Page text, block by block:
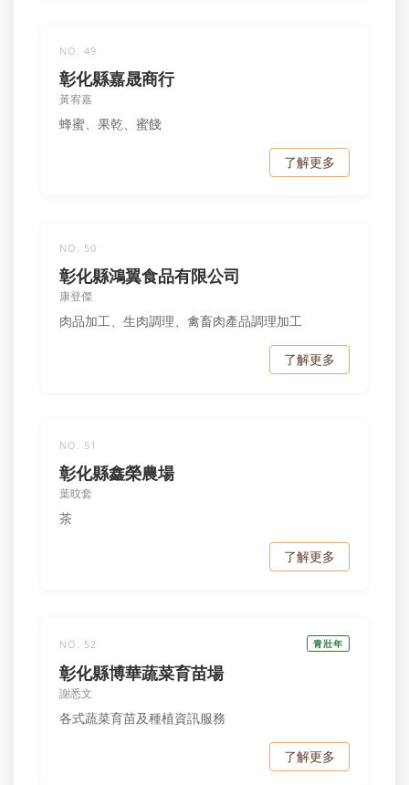
NO. 49
彰化縣嘉晟商行
黃宥嘉
蜂蜜、果乾、蜜餞
了解更多
NO. 50
彰化縣鴻翼食品有限公司
康登傑
肉品加工、生肉調理、禽畜肉產品調理加工
了解更多
NO. 51
彰化縣鑫榮農場
葉旼套
茶
了解更多
NO. 52 青壯年
彰化縣博華蔬菜育苗場
謝悉文
各式蔬菜育苗及種植資訊服務
了解更多